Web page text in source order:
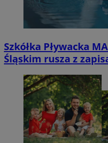
Szkółka Pływacka
Śląskim rusza z